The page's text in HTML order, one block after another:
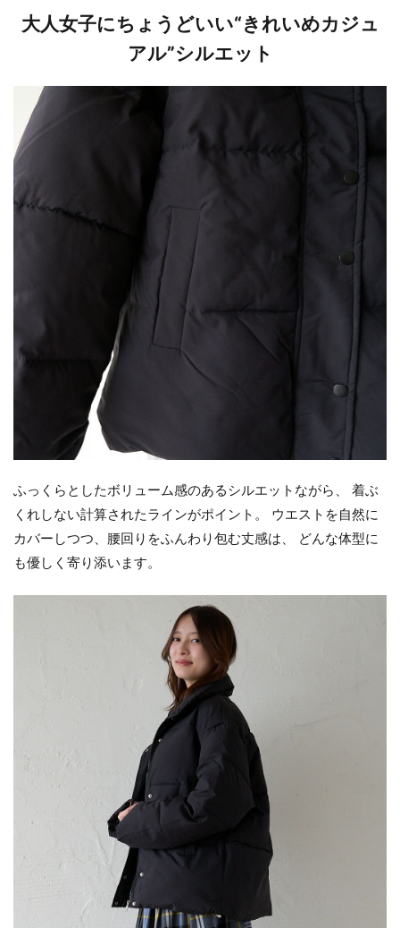
大人女子にちょうどいい“きれいめカジュ
アル”シルエット
ふっくらとしたボリューム感のあるシルエットながら、 着ぶ
くれしない計算されたラインがポイント。 ウエストを自然に
カバーしつつ、腰回りをふんわり包む丈感は、 どんな体型に
も優しく寄り添います。